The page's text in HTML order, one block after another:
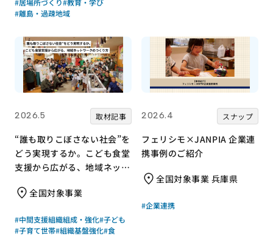
#居場所づくり#教育・学び
#離島・過疎地域
2026.5 取材記事
“誰も取りこぼさない社会”を
どう実現するか。こども食堂
支援から広がる、地域ネット
全国対象事業
#中間支援組織組成・強化#子ども
#子育て世帯#組織基盤強化#食
2026.4 スナップ
フェリシモ×JANPIA 企業連
携事例のご紹介
全国対象事業 兵庫県
#企業連携